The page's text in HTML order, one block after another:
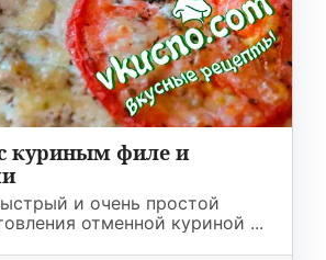
Соусы
На ужин
Мультиварка
Мясорубка
Холодильник
куриным филе и
и очень простой
отменной куриной ...